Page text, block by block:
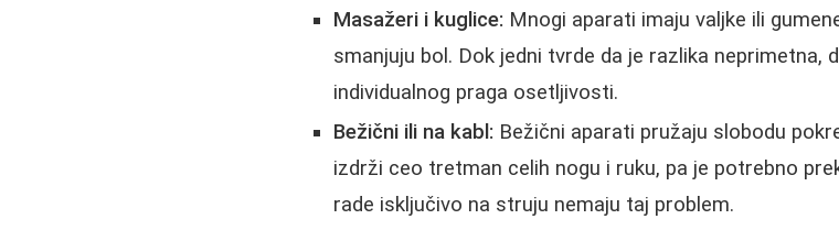
Masažeri i kuglice: Mnogi aparati imaju valjke ili
smanjuju bol. Dok jedni tvrde da je razlika neprimetna,
individualnog praga osetljivosti.
Bežični ili na kabl: Bežični aparati pružaju slobodu
izdrži ceo tretman celih nogu i ruku, pa je potrebno
rade isključivo na struju nemaju taj problem.